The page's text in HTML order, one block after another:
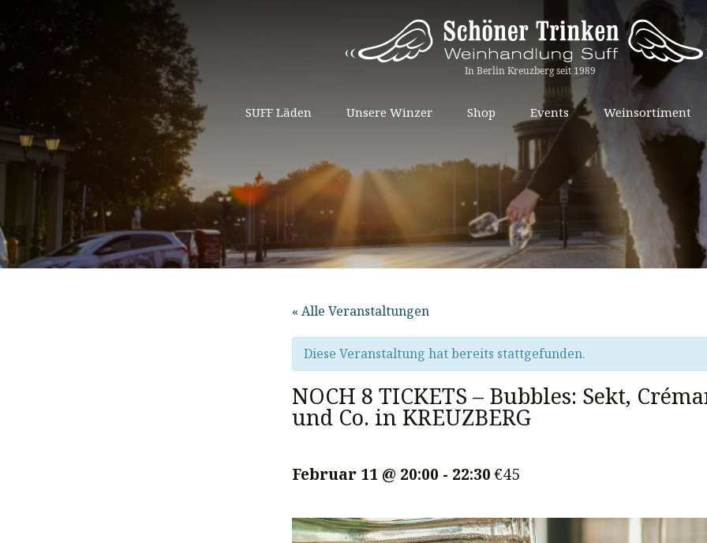
Springe
zum
Inhalt
SUFF Läden Unsere Winzer Shop Events Weinsortiment
« Alle Veranstaltungen
Diese Veranstaltung hat bereits stattgefunden.
NOCH 8 TICKETS – Bubbles: Sekt,
und Co. in KREUZBERG
Februar 11 @ 20:00 - 22:30€45